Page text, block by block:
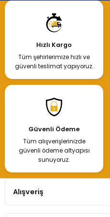
Hızlı Kargo
Tüm şehirlerimize hızlı ve
güvenli teslimat yapıyoruz.
Güvenli Ödeme
Tüm alışverişlerinizde
güvenli ödeme altyapısı
sunuyoruz.
Alışveriş